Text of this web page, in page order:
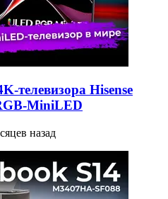
телевизора Hisense
MiniLED
назад